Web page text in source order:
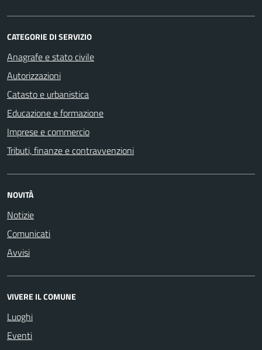
CATEGORIE DI SERVIZIO
Anagrafe e stato civile
Autorizzazioni
Catasto e urbanistica
Educazione e formazione
Imprese e commercio
Tributi, finanze e contravvenzioni
NOVITÀ
Notizie
Comunicati
Avvisi
VIVERE IL COMUNE
Luoghi
Eventi